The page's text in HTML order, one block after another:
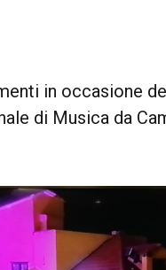
in occasione
di Musica da